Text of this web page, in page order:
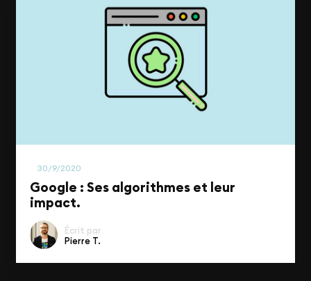
30/9/2020
Google : Ses algorithmes et leur
impact.
Écrit par
Pierre T.